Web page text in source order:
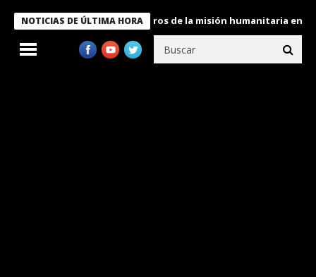
NOTICIAS DE ÚLTIMA HORA
condecora a miembros de la misión humanitaria enviada a